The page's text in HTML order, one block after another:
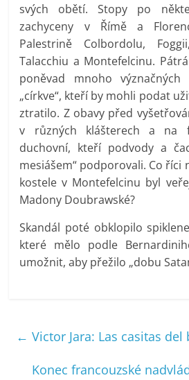
svých obětí. Stopy po
zachyceny v Římě a
Palestrině Colbordolu,
Talacchiu a Montefelcinu.
poněvad mnoho význačných
„církve“, kteří by mohli podat
ztratilo. Z obavy před
v různých klášterech a na
duchovní, kteří podvody a
mesiášem“ podporovali. Co říci
kostele v Montefelcinu byl
Madony Doubrawské?
Skandál poté obklopilo
které mělo podle
umožnit, aby přežilo „dobu
← Victor Jara: Las casitas
Konec francouzské